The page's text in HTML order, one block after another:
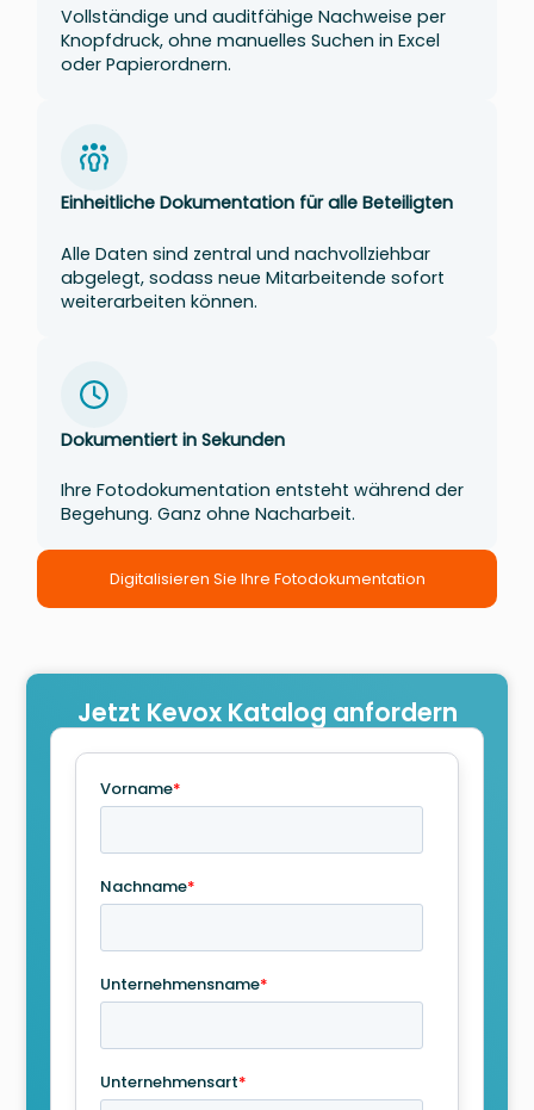
Vollständige und auditfähige Nachweise per
Knopfdruck, ohne manuelles Suchen in Excel
oder Papierordnern.
Einheitliche Dokumentation für alle Beteiligten
Alle Daten sind zentral und nachvollziehbar
abgelegt, sodass neue Mitarbeitende sofort
weiterarbeiten können.
Dokumentiert in Sekunden
Ihre Fotodokumentation entsteht während der
Begehung. Ganz ohne Nacharbeit.
Digitalisieren Sie Ihre Fotodokumentation
Jetzt Kevox Katalog anfordern